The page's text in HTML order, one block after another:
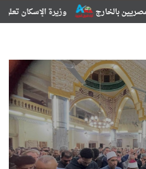
وزيرة الإسكان تعلن نتائج قرعة تخصيص